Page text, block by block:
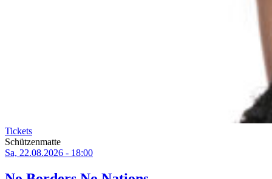
Tickets
Schützenmatte
Sa, 22.08.2026 - 18:00